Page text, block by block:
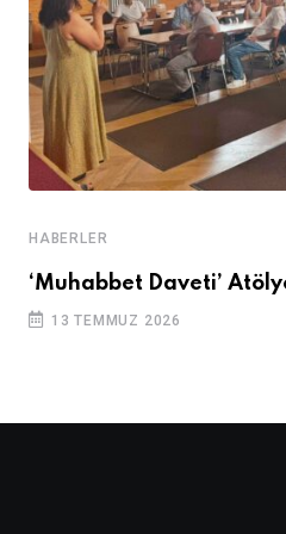
HABERLER
‘Muhabbet Daveti’
13 TEMMUZ 2026